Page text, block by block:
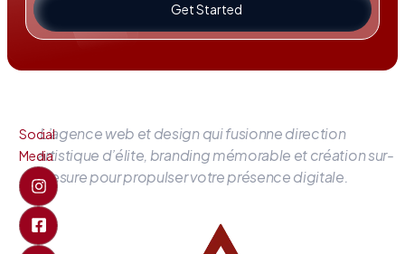
Get Started
L’agence web et design qui fusionne direction
artistique d’élite, branding mémorable et création sur-
mesure pour propulser votre présence digitale.
Social
Media